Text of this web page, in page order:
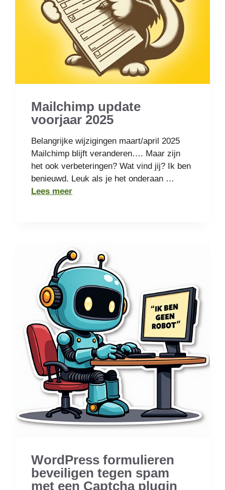
Mailchimp update
voorjaar 2025
Belangrijke wijzigingen maart/april 2025
Mailchimp blijft veranderen…. Maar zijn
het ook verbeteringen? Wat vind jij? Ik ben
benieuwd. Leuk als je het onderaan …
Lees meer
WordPress formulieren
beveiligen tegen spam
met een Captcha plugin